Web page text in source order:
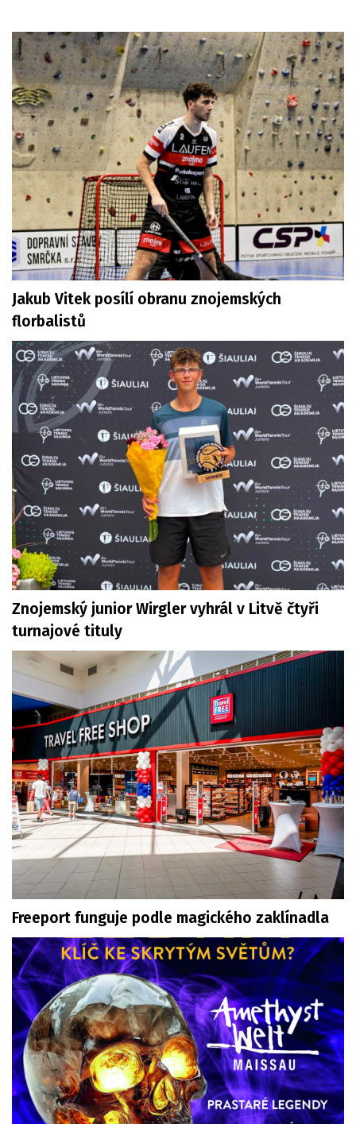
Jakub Vitek posílí obranu znojemských
florbalistů
Znojemský junior Wirgler vyhrál v Litvě čtyři
turnajové tituly
Freeport funguje podle magického zaklínadla